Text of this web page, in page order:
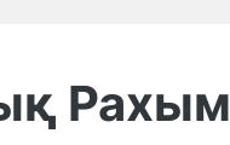
Рахым